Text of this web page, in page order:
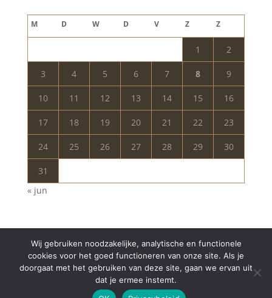
M D W D V Z Z
1 2
3 4 5 6 7 8 9
10 11 12 13 14 15 16
17 18 19 20 21 22 23
24 25 26 27 28 29 30
31
« jun
Copyright © 2024 Aurelia Schoonheidssalon | All
Wij gebruiken noodzakelijke, analytische en functionele
cookies voor het goed functioneren van onze site. Als je
doorgaat met het gebruiken van deze site, gaan we ervan uit
dat je ermee instemt.